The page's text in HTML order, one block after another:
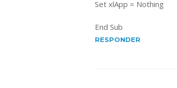
Set xlApp = Nothing
End Sub
RESPONDER